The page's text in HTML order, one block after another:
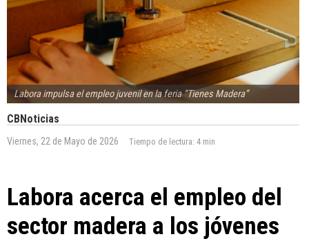
Labora impulsa el empleo juvenil en la feria “Tienes Madera”
CBNoticias
Viernes, 22 de Mayo de 2026 Tiempo de lectura: 4 min
Labora acerca el empleo del
sector madera a los jóvenes